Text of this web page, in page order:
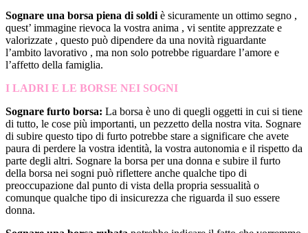
Sognare una borsa piena di soldi è sicuramente un ottimo segno ,
quest’ immagine rievoca la vostra anima , vi sentite apprezzate e
valorizzate , questo può dipendere da una novità riguardante
l’ambito lavorativo , ma non solo potrebbe riguardare l’amore e
l’affetto della famiglia.
I LADRI E LE BORSE NEI SOGNI
Sognare furto borsa: La borsa è uno di quegli oggetti in cui si tiene
di tutto, le cose più importanti, un pezzetto della nostra vita. Sognare
di subire questo tipo di furto potrebbe stare a significare che avete
paura di perdere la vostra identità, la vostra autonomia e il rispetto da
parte degli altri. Sognare la borsa per una donna e subire il furto
della borsa nei sogni può riflettere anche qualche tipo di
preoccupazione dal punto di vista della propria sessualità o
comunque qualche tipo di insicurezza che riguarda il suo essere
donna.